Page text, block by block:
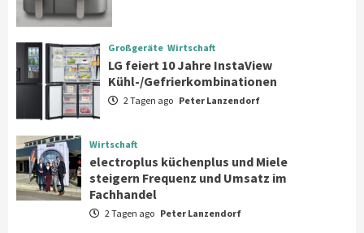
3
Großgeräte
LG feiert 10 Jahre InstaView
Kühl-/Gefrierkombinationen
4
Wirtschaft
electroplus küchenplus und Miele
steigern Frequenz und Umsatz im
Fachhandel
medisana erhält Plus X Award für
Großgeräte Wirtschaft
LG feiert 10 Jahre InstaView
Kühl-/Gefrierkombinationen
2 Tagen ago Peter Lanzendorf
Wirtschaft
electroplus küchenplus und Miele
steigern Frequenz und Umsatz im
Fachhandel
2 Tagen ago Peter Lanzendorf